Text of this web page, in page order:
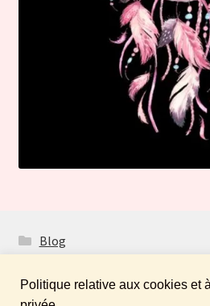
Blog
Politique relative aux cookies et